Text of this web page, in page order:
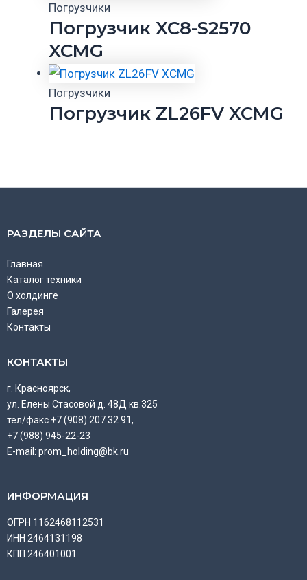
Погрузчики
Погрузчик XC8-S2570
XCMG
Погрузчики
Погрузчик ZL26FV XCMG
РАЗДЕЛЫ САЙТА
Главная
Каталог техники
О холдинге
Галерея
Контакты
КОНТАКТЫ
г. Красноярск,
ул. Елены Стасовой д. 48Д кв.325
тел/факс +7 (908) 207 32 91,
+7 (988) 945-22-23
E-mail: prom_holding@bk.ru
ИНФОРМАЦИЯ
ОГРН 1162468112531
ИНН 2464131198
КПП 246401001